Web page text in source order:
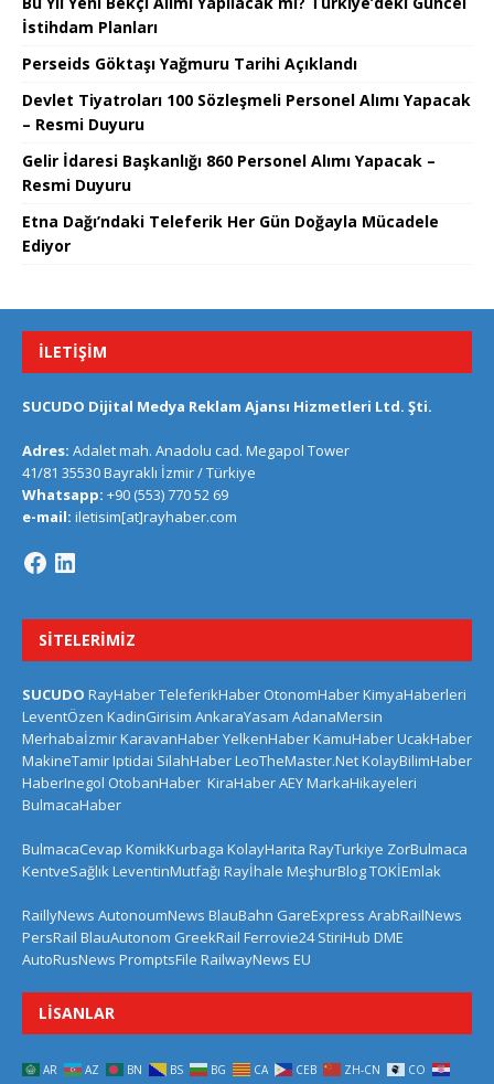
İstihdam Planları
Perseids Göktaşı Yağmuru Tarihi Açıklandı
Devlet Tiyatroları 100 Sözleşmeli Personel Alımı Yapacak
– Resmi Duyuru
Gelir İdaresi Başkanlığı 860 Personel Alımı Yapacak –
Resmi Duyuru
Etna Dağı’ndaki Teleferik Her Gün Doğayla Mücadele
Ediyor
İLETIŞIM
SUCUDO Dijital Medya Reklam Ajansı Hizmetleri Ltd. Şti.
Adres: Adalet mah. Anadolu cad. Megapol Tower
41/81 35530 Bayraklı İzmir / Türkiye
Whatsapp: +90 (553) 770 52 69
e-mail: iletisim[at]rayhaber.com
SITELERIMIZ
SUCUDO RayHaberTeleferikHaber OtonomHaberKimyaHaberleri
LeventÖzen KadinGirisim AnkaraYasam AdanaMersin
MerhabaİzmirKaravanHaberYelkenHaberKamuHaberUcakHaber
MakineTamirIptidai SilahHaberLeoTheMaster.NetKolayBilimHaber
HaberInegol OtobanHaber KiraHaberAEYMarkaHikayeleri
BulmacaHaber
BulmacaCevap KomikKurbaga KolayHarita RayTurkiye ZorBulmaca
KentveSağlıkLeventinMutfağı Rayİhale MeşhurBlogTOKİEmlak
RaillyNews AutonoumNews BlauBahn GareExpress ArabRailNews
PersRail BlauAutonom GreekRail Ferrovie24 StiriHub DME
AutoRusNews PromptsFile RailwayNews EU
LISANLAR
AR AZ BN BS BG CA CEB ZH-CN
CO